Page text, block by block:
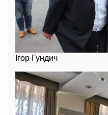
Ігор Гундич